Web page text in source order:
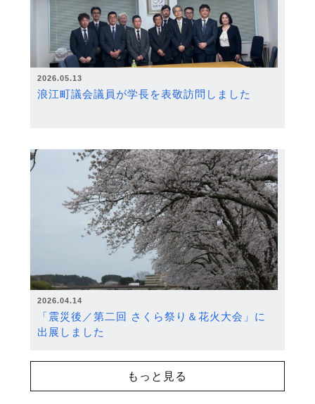
2026.05.13
浪江町議会議員が学長を表敬訪問しました
2026.04.14
「震災後／第二回 さくら祭り＆花火大会」に
出展しました
もっと見る